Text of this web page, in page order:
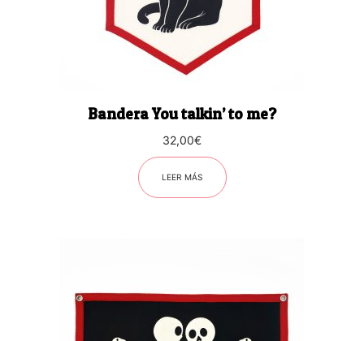
Bandera You talkin’ to me?
32,00€
LEER MÁS